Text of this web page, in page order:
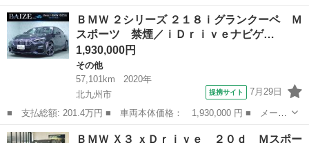
ー名： ＢＭＷ ■ 車種名： ２シリーズ ■ グレード名： ２２０
グランクーペ Ｍスポーツ 認定中古車 全方位カメラ ハーマンカ
ードン ...
福岡 北九州市
ＢＭＷ ２シリーズ ２１８ｉグランクーペ Ｍ
スポーツ 禁煙／ｉＤｒｉｖｅナビゲ…
1,930,000円
その他
57,101km
2020年
北九州市
提携サイト 7月29日
■ 支払総額: 201.4万円 ■ 車両本体価格： 1,930,000 円 ■ メーカ
ー名： ＢＭＷ ■ 車種名： ２シリーズ ■ グレード名： ２１８
ｉグランクーペ Ｍスポーツ 禁煙／ｉＤｒｉｖｅナビゲーションパ
福岡 北九州市
ＢＭＷ Ｘ３ ｘＤｒｉｖｅ ２０ｄ Ｍスポー